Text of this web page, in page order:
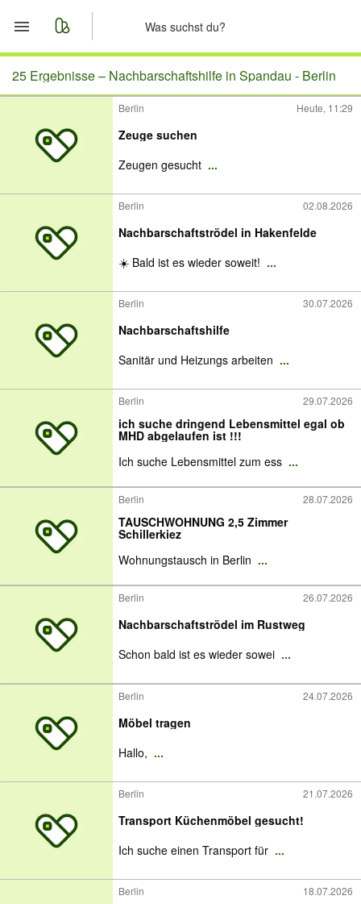
Start
Nachrichten
Anzeige aufgeben
25 Ergebnisse – Nachbarschaftshilfe in Spandau - Berlin
Berlin Heute, 11:29
Zeuge suchen
Zeugen gesucht ...
Berlin 02.08.2026
Nachbarschaftströdel in Hakenfelde
☀️ Bald ist es wieder soweit! ...
Berlin 30.07.2026
Nachbarschaftshilfe
Sanitär und Heizungs arbeiten ...
Berlin 29.07.2026
ich suche dringend Lebensmittel egal ob
MHD abgelaufen ist !!!
Ich suche Lebensmittel zum ess ...
Berlin 28.07.2026
TAUSCHWOHNUNG 2,5 Zimmer
Schillerkiez
Wohnungstausch in Berlin ...
Berlin 26.07.2026
Nachbarschaftströdel im Rustweg
Schon bald ist es wieder sowei ...
Berlin 24.07.2026
Möbel tragen
Hallo, ...
Berlin 21.07.2026
Transport Küchenmöbel gesucht!
Ich suche einen Transport für ...
Berlin 18.07.2026